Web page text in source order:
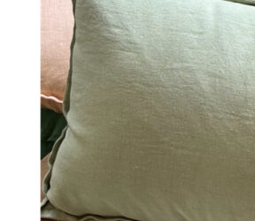
hand embroidered velvet box, red 5cm
180DKK Tilføj til kurv